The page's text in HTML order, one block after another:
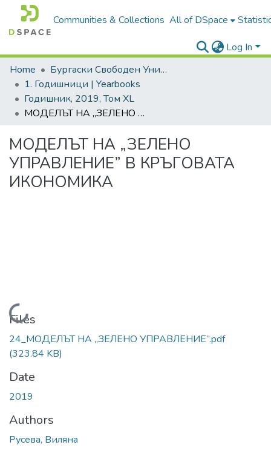
Communities & Collections All of DSpace
Log In
Home
Бургаски Свободен Университет | Burgas Free University
1. Годишници | Yearbooks
Годишник, 2019, Том XL
МОДЕЛЪТ НА „ЗЕЛЕНО УПРАВЛЕНИЕ” В КРЪГОВАТА ИКОНОМИКА
МОДЕЛЪТ НА „ЗЕЛЕНО
УПРАВЛЕНИЕ” В КРЪГОВАТА
ИКОНОМИКА
Loading...
Files
24_МОДЕЛЪТ НА „ЗЕЛЕНО УПРАВЛЕНИЕ”.pdf
(323.84 KB)
Date
2019
Authors
Русева, Виляна